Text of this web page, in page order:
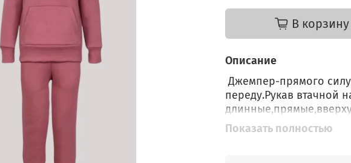
В корзину
Описание
Джемпер-прямого
переду.Рукав втачной
переде два боковых
Показать полностью